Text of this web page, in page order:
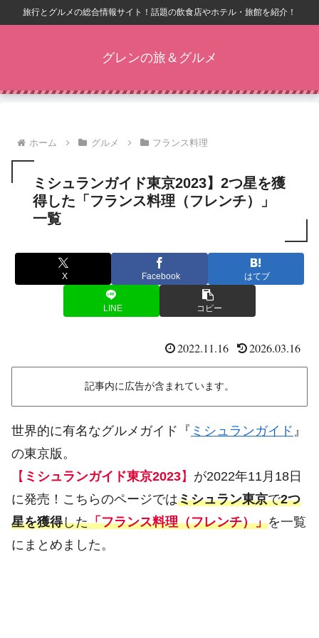
旅行とグルメの総合情報サイト！話題の飲食店やホテル・旅館を紹介！
グレンの旅＆グルメ
ホーム グルメ フランス料理
ミシュランガイド東京2023】2つ星を獲
得した「フランス料理（フレンチ）」
一覧
X Facebook はてブ
LINE コピー
2022.11.16 2026.03.16
記事内に広告が含まれています。
世界的に有名なグルメガイド『 ミシュランガイド 』
の東京版。
【 ミシュランガイド東京2023】 が2022年11月18日
に発売！こちらのページではミシュラン東京で2つ
星を獲得した「フランス料理（フレンチ）」を一覧
にまとめました。